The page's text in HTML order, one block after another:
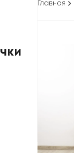
Главная